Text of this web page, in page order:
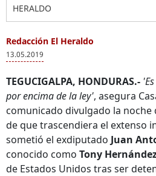
HERALDO
Redacción El Heraldo
13.05.2019
TEGUCIGALPA, HONDURAS.-
por encima de la ley', asegura
comunicado divulgado la noche
de que trascendiera el extenso
sometió el exdiputado Juan
conocido como Tony
de Estados Unidos tras ser